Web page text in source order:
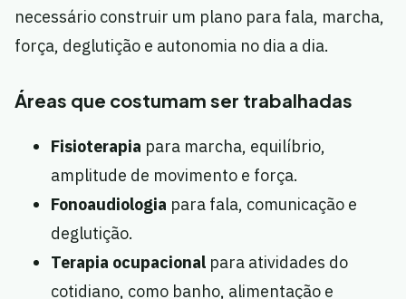
necessário construir um plano para fala, marcha,
força, deglutição e autonomia no dia a dia.
Áreas que costumam ser trabalhadas
Fisioterapia para marcha, equilíbrio,
amplitude de movimento e força.
Fonoaudiologia para fala, comunicação e
deglutição.
Terapia ocupacional para atividades do
cotidiano, como banho, alimentação e